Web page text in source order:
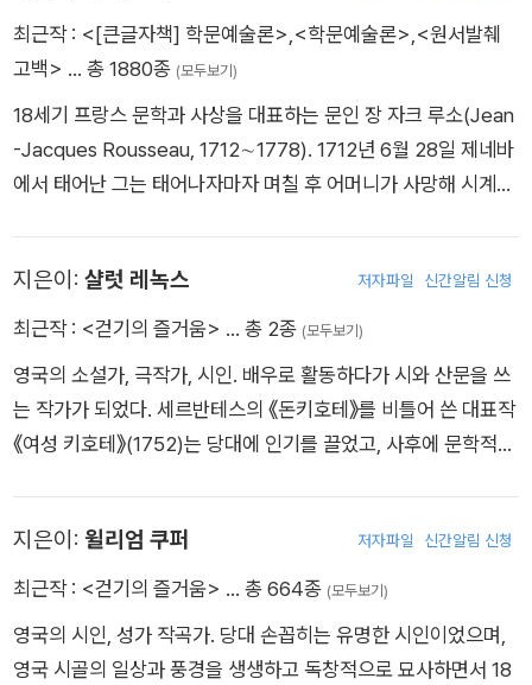
최근작 : <[큰글자책] 학문예술론> <학문예술론> <원서발췌
고백> … 총 1880종 (모두보기)
18세기 프랑스 문학과 사상을 대표하는 문인 장 자크 루소(Jean
-Jacques Rousseau, 1712∼1778). 1712년 6월 28일 제네바
에서 태어난 그는 태어나자마자 며칠 후 어머니가 사망해 시계공
시에 목사의 집에서 하숙생으로 몇 년간을 지내게 된다. 몇 년 후
1728년 도망치듯 제네바를 떠나 험난한 시절을 보내게 된다. 17
발표하며 본격적으로 문단에서의 활동을 시작했다. 1754년에 발
표한 《인간 불평등 기원론》은 이후 1762년에 완성된 《사회계약
론》의 바탕이 되었다. 이 저술은 그를 민주주의의 기반을 마련한
사상가로 올려놓았다. 한편 1761년에 발표한 《신 엘로이즈》라는
서간체 소설로 당대의 많은 독자를 매료하기도 한다. 1762년은
저술을 발표하는데 바로 《에밀》이다. 《에밀》은 루소가 교육학자
로서 이름을 날리게 되는 계기가 되는 한편 종교와 성직자에 대한
공격적인 내용을 담고 있어 로마 가톨릭 교회의 미움을 사게 만든
지은이: 샬럿 레녹스 저자파일 신간알림 신청
최근작 : <걷기의 즐거움> … 총 2종 (모두보기)
영국의 소설가, 극작가, 시인. 배우로 활동하다가 시와 산문을 쓰
는 작가가 되었다. 세르반테스의 《돈키호테》를 비틀어 쓴 대표작
《여성 키호테》(1752)는 당대에 인기를 끌었고, 사후에 문학적
지은이: 윌리엄 쿠퍼 저자파일 신간알림 신청
최근작 : <걷기의 즐거움> … 총 664종 (모두보기)
영국의 시인, 성가 작곡가. 당대 손꼽히는 유명한 시인이었으며,
영국 시골의 일상과 풍경을 생생하고 독창적으로 묘사하면서 18